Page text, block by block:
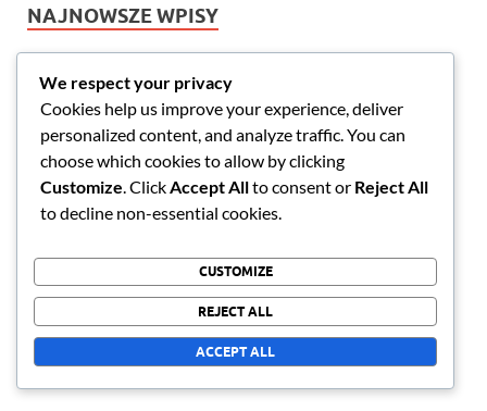
NAJNOWSZE WPISY
Tworzenie planu zapobiegania alergiom i
przeziębieniom dla rodzin
Rozpoznawanie wczesnych objawów alergii
sezonowych a przeziębienia
Zimne terapie: Zrozumienie roli odpoczynku i
nawodnienia
Budowanie odporności w walce z alergiami
sezonowymi i przeziębieniami
Długoterminowe plany leczenia alergii sezonowych i
We respect your privacy
Cookies help us improve your experience, deliver
personalized content, and analyze traffic. You can
choose which cookies to allow by clicking
Customize . Click Accept Allto consent or Reject All
to decline non-essential cookies.
CUSTOMIZE
REJECT ALL
ACCEPT ALL